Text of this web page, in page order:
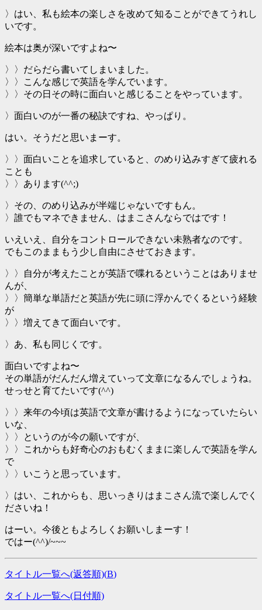
〉はい、私も絵本の楽しさを改めて知ることができてうれし
いです。
絵本は奥が深いですよね〜
〉〉だらだら書いてしまいました。
〉〉こんな感じで英語を学んでいます。
〉〉その日その時に面白いと感じることをやっています。
〉面白いのが一番の秘訣ですね、やっぱり。
はい。そうだと思いまーす。
〉〉面白いことを追求していると、のめり込みすぎて疲れる
ことも
〉〉あります(^^;)
〉その、のめり込みが半端じゃないですもん。
〉誰でもマネできません、はまこさんならではです！
いえいえ、自分をコントロールできない未熟者なのです。
でもこのままもう少し自由にさせておきます。
〉〉自分が考えたことが英語で喋れるということはありませ
んが、
〉〉簡単な単語だと英語が先に頭に浮かんでくるという経験
が
〉〉増えてきて面白いです。
〉あ、私も同じくです。
面白いですよね〜
その単語がだんだん増えていって文章になるんでしょうね。
せっせと育てたいです(^^)
〉〉来年の今頃は英語で文章が書けるようになっていたらい
いな、
〉〉というのが今の願いですが、
〉〉これからも好奇心のおもむくままに楽しんで英語を学ん
で
〉〉いこうと思っています。
〉はい、これからも、思いっきりはまこさん流で楽しんでく
ださいね！
はーい。今後ともよろしくお願いしまーす！
ではー(^^)/~~~
タイトル一覧へ(返答順)(B)
タイトル一覧へ(日付順)